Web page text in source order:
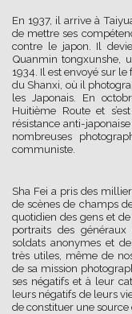
En 1937, il arrive à
de mettre ses
contre le japon. Il
Quanmin tongxunshe,
1934. Il est envoyé sur
du Shanxi, où il
les Japonais. En
Huitième Route et
résistance anti-
nombreuses
communiste.
Sha Fei a pris des
de scènes de champs
quotidien des gens et
portraits des
soldats anonymes et
très utiles, même de
de sa mission
ses négatifs et à leur
leurs négatifs de leurs
de constituer une source